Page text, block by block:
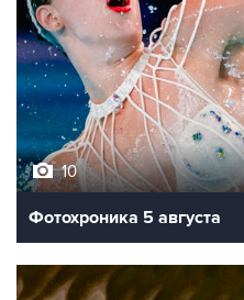
10
Фотохроника 5 августа